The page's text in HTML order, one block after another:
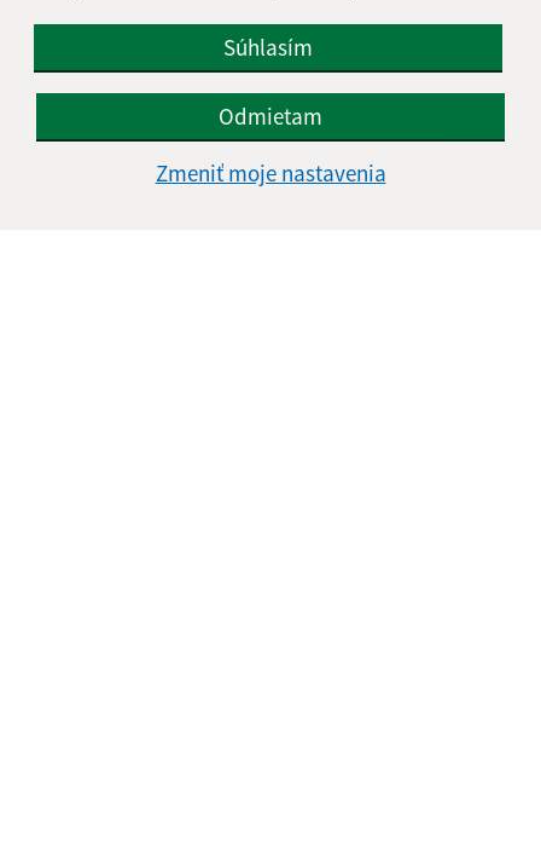
Súhlasím
Odmietam
Zmeniť moje nastavenia